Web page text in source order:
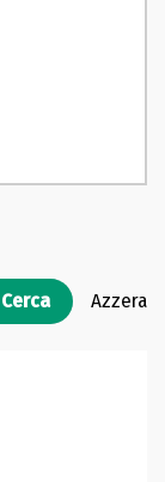
Cerca Azzera